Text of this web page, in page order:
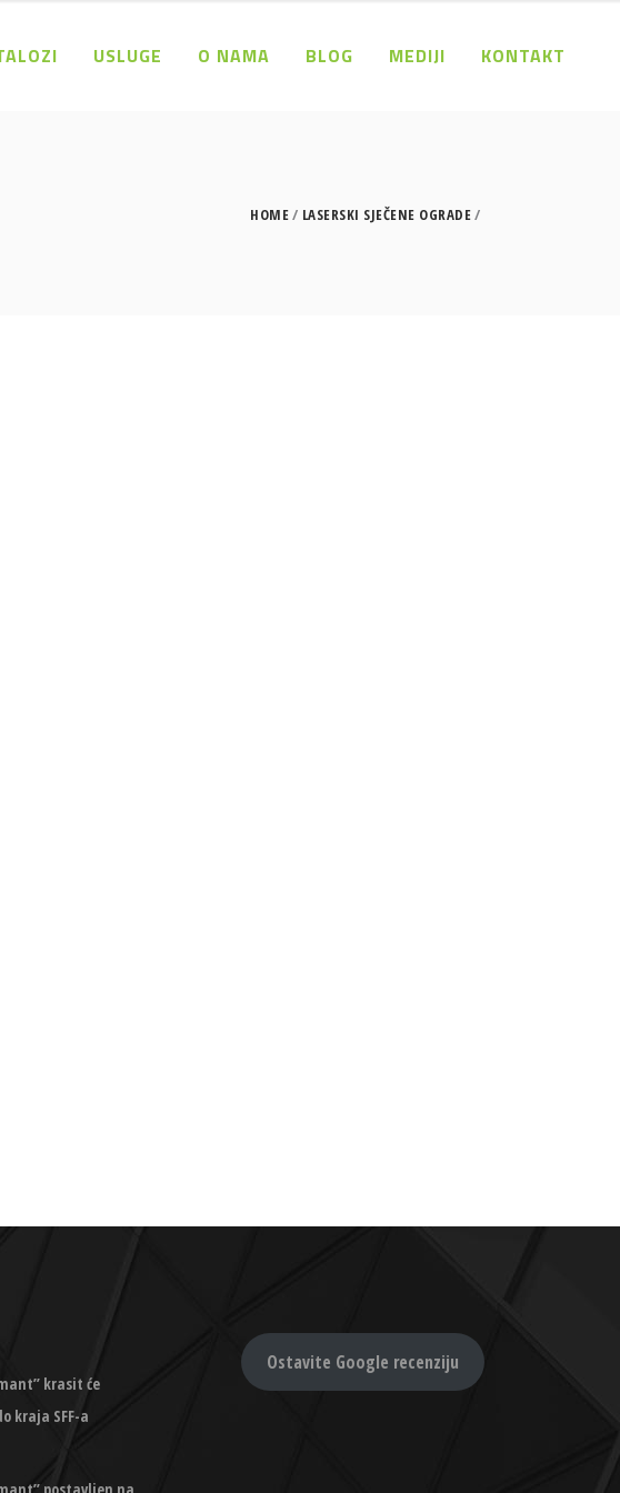
USLUGE O NAMA BLOG MEDIJI KONTAKT
HOME LASERSKI SJEČENE OGRADE
krasit će
kraja SFF-a
Ostavite Google recenziju